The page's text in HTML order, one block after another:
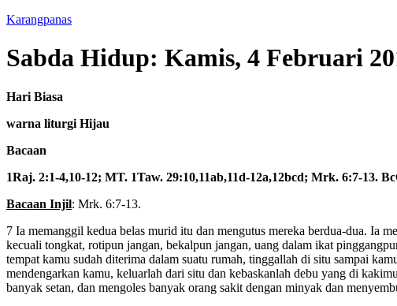
Karangpanas
Sabda Hidup: Kamis, 4 Februari
Hari Biasa
warna liturgi Hijau
Bacaan
1Raj. 2:1-4,10-12; MT. 1Taw. 29:10,11ab,11d-12a,12bcd; Mrk. 6:7-13.
Bacaan Injil: Mrk. 6:7-13.
7 Ia memanggil kedua belas murid itu dan mengutus mereka berdua-dua. Ia
kecuali tongkat, rotipun jangan, bekalpun jangan, uang dalam ikat
tempat kamu sudah diterima dalam suatu rumah, tinggallah di situ sampai
mendengarkan kamu, keluarlah dari situ dan kebaskanlah debu yang di
banyak setan, dan mengoles banyak orang sakit dengan minyak dan